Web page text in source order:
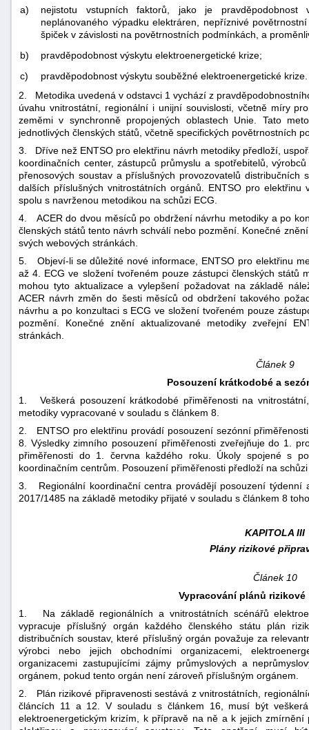
a)
nejistotu vstupních faktorů, jako je pravděpodobnost
neplánovaného výpadku elektráren, nepříznivé
špiček v závislosti na povětrnostních podmínkách, a
b)
pravděpodobnost výskytu elektroenergetické krize;
c)
pravděpodobnost výskytu souběžné elektroenergetické krize.
2. Metodika uvedená v odstavci 1 vychází z
úvahu vnitrostátní, regionální i unijní souvislosti, včetně míry
zeměmi v synchronně propojených oblastech Unie. Tato
jednotlivých členských států, včetně specifických povětrnostních
3. Dříve než ENTSO pro elektřinu návrh metodiky předloží,
koordinačních center, zástupců průmyslu a spotřebitelů,
přenosových soustav a příslušných provozovatelů
dalších příslušných vnitrostátních orgánů. ENTSO pro
spolu s navrženou metodikou na schůzi ECG.
4. ACER do dvou měsíců po obdržení návrhu metodiky a po
členských států tento návrh schválí nebo pozmění. Konečné
svých webových stránkách.
5. Objeví-li se důležité nové informace, ENTSO pro elektřinu
až 4. ECG ve složení tvořeném pouze zástupci členských států
mohou tyto aktualizace a vylepšení požadovat na základě
ACER návrh změn do šesti měsíců od obdržení takového
návrhu a po konzultaci s ECG ve složení tvořeném pouze
pozmění. Konečné znění aktualizované metodiky zveřejní
stránkách.
Článek 9
Posouzení krátkodobé a
1. Veškerá posouzení krátkodobé přiměřenosti na
metodiky vypracované v souladu s článkem 8.
2. ENTSO pro elektřinu provádí posouzení sezónní
8. Výsledky zimního posouzení přiměřenosti zveřejňuje do 1.
přiměřenosti do 1. června každého roku. Úkoly spojené s
koordinačním centrům. Posouzení přiměřenosti předloží na
3. Regionální koordinační centra provádějí posouzení týdenní
2017/1485 na základě metodiky přijaté v souladu s článkem 8
KAPITOLA III
Plány rizikové
Článek 10
Vypracování plánů
1. Na základě regionálních a vnitrostátních scénářů
vypracuje příslušný orgán každého členského státu plán
distribučních soustav, které příslušný orgán považuje za
výrobci nebo jejich obchodními organizacemi,
organizacemi zastupujícími zájmy průmyslových a
orgánem, pokud tento orgán není zároveň příslušným orgánem.
2. Plán rizikové připravenosti sestává z vnitrostátních,
článcích 11 a 12. V souladu s článkem 16, musí být
elektroenergetickým krizím, k přípravě na ně a k jejich